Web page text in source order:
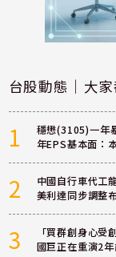
台股動態｜大
1
穩懋(3105)一年
年EPS基本面：
2
中國自行車代工
美利達同步調整
3
「買群創身心受
國巨正在重演2